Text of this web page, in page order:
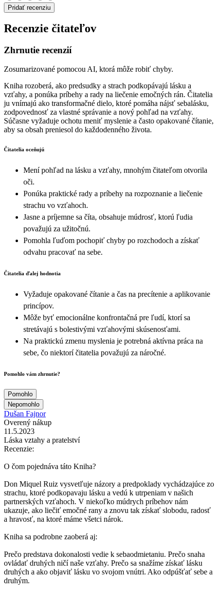
Pridať recenziu
Recenzie čitateľov
Zhrnutie recenzií
Zosumarizované pomocou AI, ktorá môže robiť chyby.
Kniha rozoberá, ako predsudky a strach podkopávajú lásku a
vzťahy, a ponúka príbehy a rady na liečenie emočných rán. Čitatelia
ju vnímajú ako transformačné dielo, ktoré pomáha nájsť sebalásku,
zodpovednosť za vlastné správanie a nový pohľad na vzťahy.
Súčasne vyžaduje ochotu meniť myslenie a často opakované čítanie,
aby sa obsah preniesol do každodenného života.
Čitatelia oceňujú
Mení pohľad na lásku a vzťahy, mnohým čitateľom otvorila
oči.
Ponúka praktické rady a príbehy na rozpoznanie a liečenie
strachu vo vzťahoch.
Jasne a príjemne sa číta, obsahuje múdrosť, ktorú ľudia
považujú za užitočnú.
Pomohla ľuďom pochopiť chyby po rozchodoch a získať
odvahu pracovať na sebe.
Čitatelia ďalej hodnotia
Vyžaduje opakované čítanie a čas na precítenie a aplikovanie
princípov.
Môže byť emocionálne konfrontačná pre ľudí, ktorí sa
stretávajú s bolestivými vzťahovými skúsenosťami.
Na praktickú zmenu myslenia je potrebná aktívna práca na
sebe, čo niektorí čitatelia považujú za náročné.
Pomohlo vám zhrnutie?
Pomohlo
Nepomohlo
Dušan Fajnor
Overený nákup
11.5.2023
Láska vztahy a pratelství
Recenzie:
O čom pojednáva táto Kniha?
Don Miquel Ruiz vysvetľuje názory a predpoklady vychádzajúce zo
strachu, ktoré podkopavaju lásku a vedú k utrpeniam v našich
partnerských vzťahoch. V niekoľko múdrych príbehov nám
ukazuje, ako liečiť emočné rany a znovu tak získať slobodu, radosť
a hravosť, na ktoré máme všetci nárok.
Kniha sa podrobne zaoberá aj:
Prečo predstava dokonalosti vedie k sebaodmietaniu. Prečo snaha
ovládať druhých ničí naše vzťahy. Prečo sa snažíme získať lásku
druhých a ako objaviť lásku vo svojom vnútri. Ako odpúšťať sebe a
druhým.